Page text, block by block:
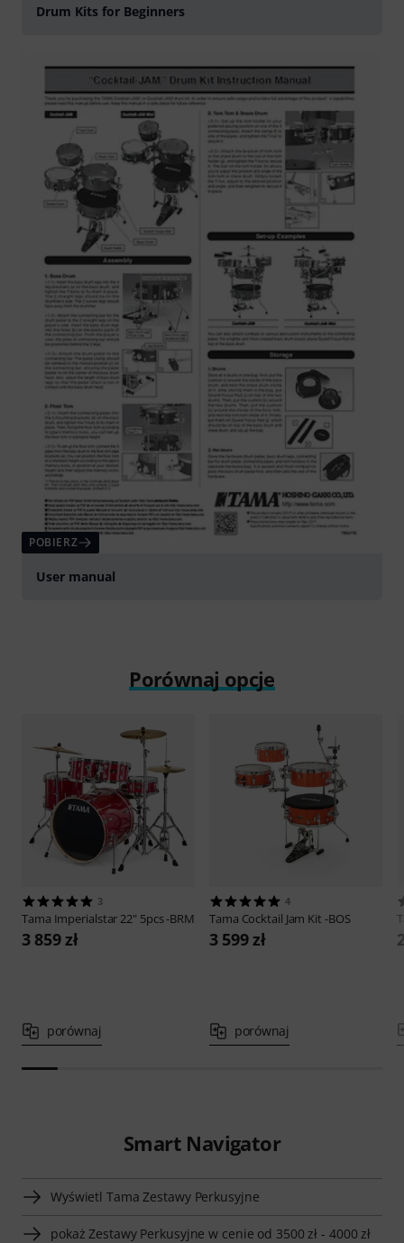
Drum Kits for Beginners
POBIERZ
User manual
Porównaj opcje
3
Tama Imperialstar 22" 5pcs -BRM
3 859 zł
porównaj
4
Tama Cocktail Jam Kit -BOS
3 599 zł
porównaj
Smart Navigator
Wyświetl Tama Zestawy Perkusyjne
pokaż Zestawy Perkusyjne w cenie od 3500 zł - 4000 zł